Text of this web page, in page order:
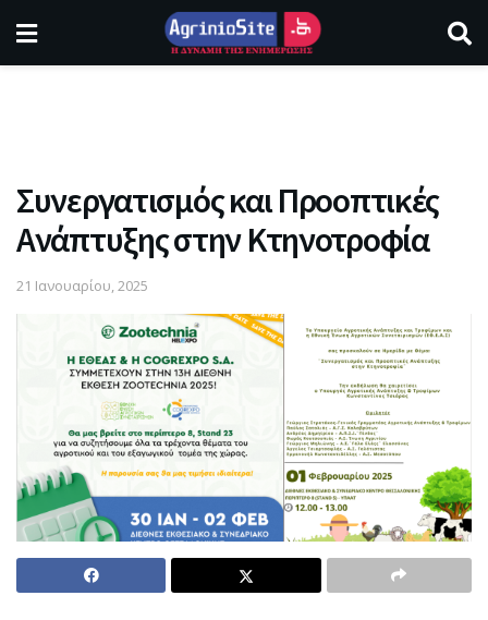
Συνεργατισμός και Προοπτικές
Ανάπτυξης στην Κτηνοτροφία
21 Ιανουαρίου, 2025